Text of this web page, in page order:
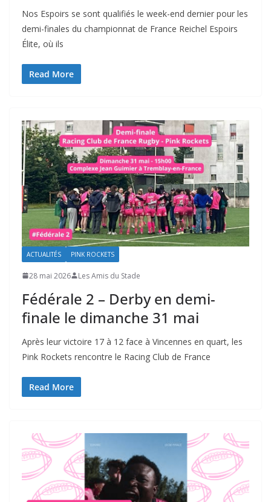
Nos Espoirs se sont qualifiés le week-end dernier pour les
demi-finales du championnat de France Reichel Espoirs
Élite, où ils
Read More
ACTUALITÉS PINK ROCKETS
28 mai 2026 Les Amis du Stade
Fédérale 2 – Derby en demi-
finale le dimanche 31 mai
Après leur victoire 17 à 12 face à Vincennes en quart, les
Pink Rockets rencontre le Racing Club de France
Read More